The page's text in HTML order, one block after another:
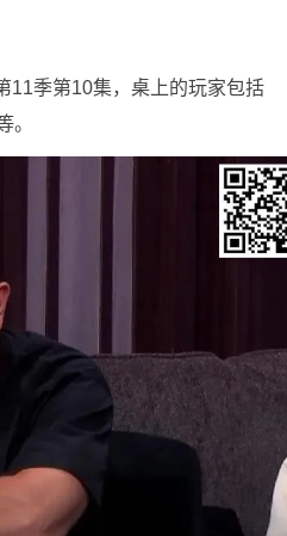
11季第10集，桌上的玩家包括
。